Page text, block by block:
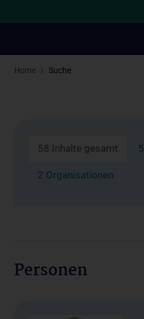
Home Suche
58 Inhalte gesamt
2 Organisationen
Personen